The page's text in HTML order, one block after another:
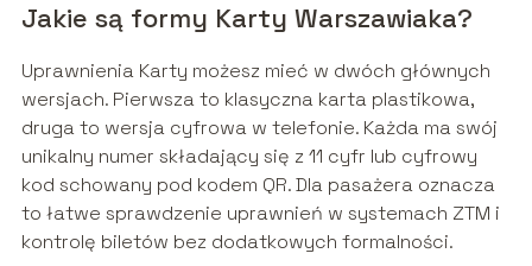
Jakie są formy Karty Warszawiaka?
Uprawnienia Karty możesz mieć w dwóch głównych
wersjach. Pierwsza to klasyczna karta plastikowa,
druga to wersja cyfrowa w telefonie. Każda ma swój
unikalny numer składający się z 11 cyfr lub cyfrowy
kod schowany pod kodem QR. Dla pasażera oznacza
to łatwe sprawdzenie uprawnień w systemach ZTM i
kontrolę biletów bez dodatkowych formalności.